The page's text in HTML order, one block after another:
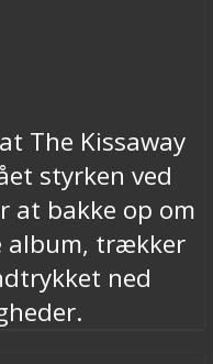
The Kissaway
styrken ved
at bakke op om
album, trækker
ned